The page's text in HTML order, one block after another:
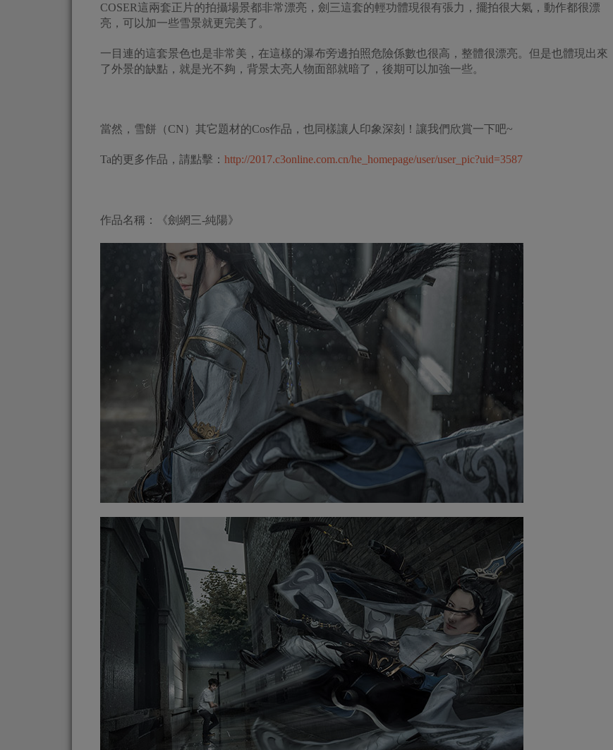
COSER這兩套正片的拍攝場景都非常漂亮，劍三這套的輕功體現很有張力，擺拍很大氣，動作都很漂
亮，可以加一些雪景就更完美了。
一目連的這套景色也是非常美，在這樣的瀑布旁邊拍照危險係數也很高，整體很漂亮。但是也體現出來
了外景的缺點，就是光不夠，背景太亮人物面部就暗了，後期可以加強一些。
當然，雪餅（CN）其它題材的Cos作品，也同樣讓人印象深刻！讓我們欣賞一下吧~
Ta的更多作品，請點擊： http://2017.c3online.com.cn/he_homepage/user/user_pic?uid=3587
作品名稱：《劍網三-純陽》